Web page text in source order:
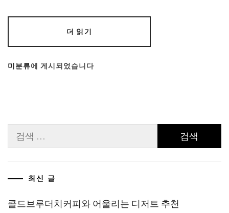
더 읽기
미분류에 게시되었습니다
색:
최신 글
콜드브루더치커피와 어울리는 디저트 추천